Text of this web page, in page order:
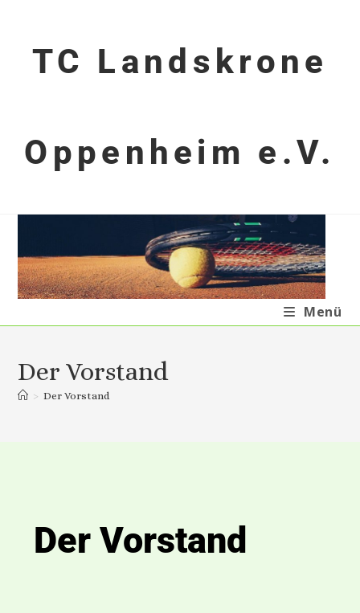
TC Landskrone
Oppenheim e.V.
Menü
Der Vorstand
> Der Vorstand
Der Vorstand